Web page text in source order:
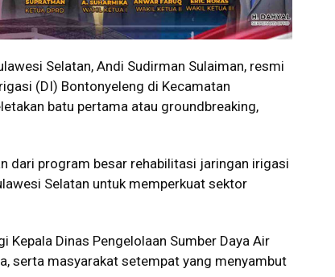
Selatan, Andi Sudirman Sulaiman, resmi
(DI) Bontonyeleng di Kecamatan
batu pertama atau groundbreaking,
dari program besar rehabilitasi jaringan irigasi
Selatan untuk memperkuat sektor
Dinas Pengelolaan Sumber Daya Air
serta masyarakat setempat yang menyambut